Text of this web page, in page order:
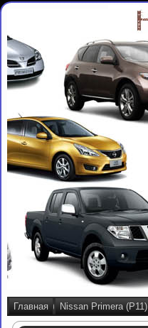
Главная Nissan Primera (P11)